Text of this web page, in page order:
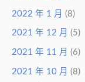
2022 年 1 月 (8)
2021 年 12 月 (5)
2021 年 11 月 (6)
2021 年 10 月 (8)